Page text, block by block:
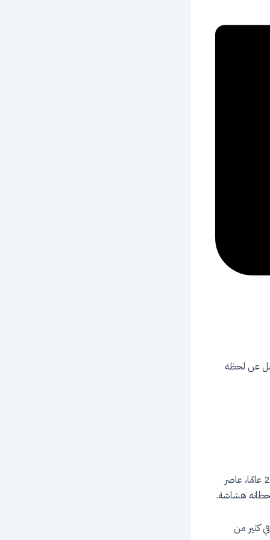
بل عن لحظة
في حلقة جديدة من بودكاست بترولي، نستضيف سعيد السعيد، مأذون شرعي بخبرة تتجاوز 20 عامًا، عاصر
لحظاته هشاشة.
كثير من